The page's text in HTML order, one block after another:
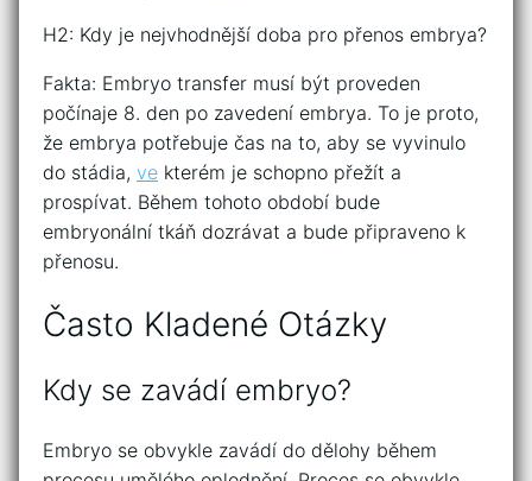
H2: Kdy je nejvhodnější doba pro přenos embrya?
Fakta: Embryo transfer musí být proveden
počínaje 8. den po zavedení embrya. To je proto,
že embrya potřebuje čas na to, aby se vyvinulo
do stádia, ve kterém je schopno přežít a
prospívat. Během tohoto období bude
embryonální tkáň dozrávat a bude připraveno k
přenosu.
Často Kladené Otázky
Kdy se zavádí embryo?
Embryo se obvykle zavádí do dělohy během